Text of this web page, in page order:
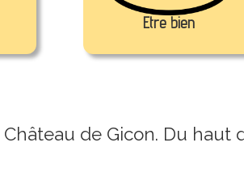
Etre bien
de Gicon. Du haut